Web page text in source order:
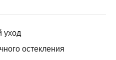
уход
остекления